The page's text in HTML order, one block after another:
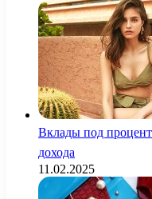
Вклады под
дохода
11.02.2025